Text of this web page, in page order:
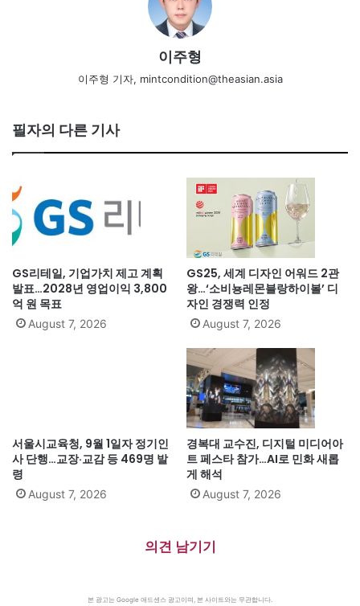
이주형
이주형 기자, mintcondition@theasian.asia
필자의 다른 기사
GS리테일, 기업가치 제고 계획
발표…2028년 영업이익 3,800
억 원 목표
August 7, 2026
GS25, 세계 디자인 어워드 2관
왕…‘소비뇽레몬블랑하이볼’ 디
자인 경쟁력 인정
August 7, 2026
서울시교육청, 9월 1일자 정기인
사 단행…교장·교감 등 469명 발
령
August 7, 2026
경복대 교수진, 디지털 미디어아
트 페스타 참가…AI로 민화 새롭
게 해석
August 7, 2026
의견 남기기
본 광고는 Google 애드센스 광고이며, 본 사이트와는 무관합니다.